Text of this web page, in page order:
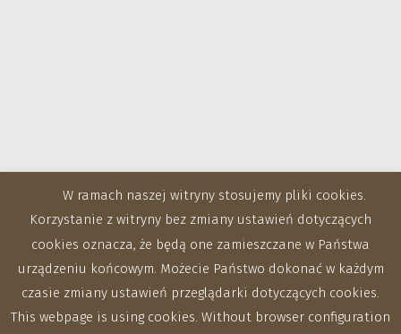
W ramach naszej witryny stosujemy pliki cookies.
Korzystanie z witryny bez zmiany ustawień dotyczących
cookies oznacza, że będą one zamieszczane w Państwa
urządzeniu końcowym. Możecie Państwo dokonać w każdym
czasie zmiany ustawień przeglądarki dotyczących cookies.
This webpage is using cookies. Without browser configuration